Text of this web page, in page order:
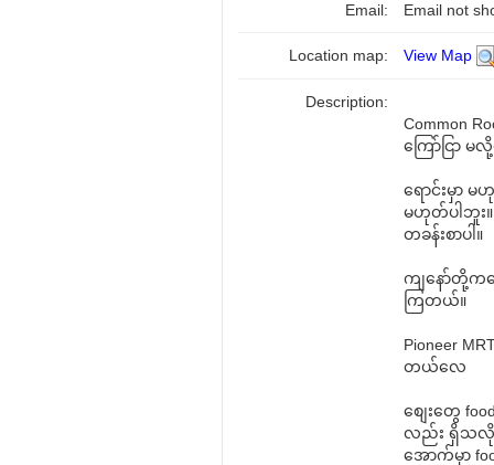
Email: Email not
Location map: View Map
Description:
Common
ကြော်ငြာ မ
ရောင်းမှာ မ
မဟုတ်ပါဘူး။
တခန်းစာပါ။
ကျနော်တို့က
ကြတယ်။
Pioneer
တယ်လေ
စျေးတွေ
လည်း ရှိသလို
အောက်မှာ